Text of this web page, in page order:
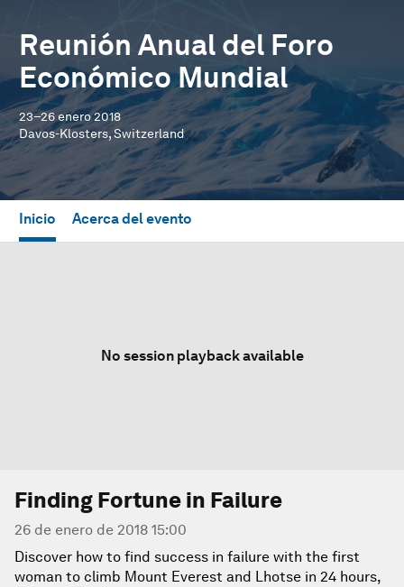
Reunión Anual del Foro
Económico Mundial
23–26 enero 2018
Davos-Klosters, Switzerland
Inicio Acerca del evento
No session playback available
Finding Fortune in Failure
26 de enero de 2018 15:00
Discover how to find success in failure with the first
woman to climb Mount Everest and Lhotse in 24 hours,